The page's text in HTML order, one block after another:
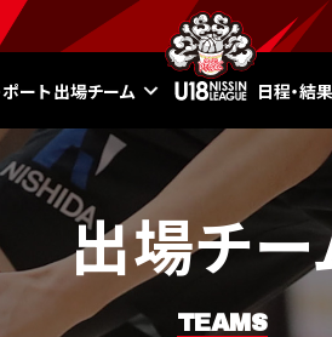
ート出場チーム 日程・結果
出場チー
TEAMS